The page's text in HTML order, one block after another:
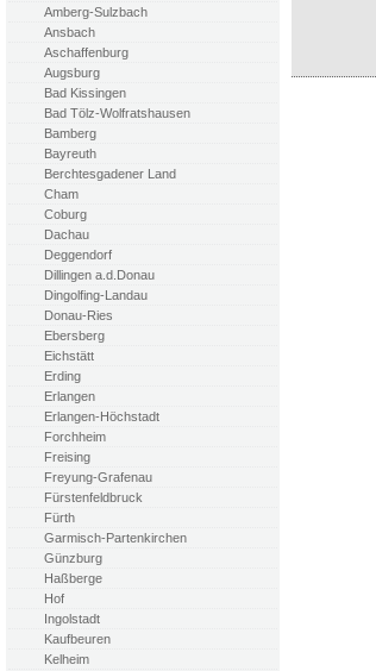
Amberg-Sulzbach
Ansbach
Aschaffenburg
Augsburg
Bad Kissingen
Bad Tölz-Wolfratshausen
Bamberg
Bayreuth
Berchtesgadener Land
Cham
Coburg
Dachau
Deggendorf
Dillingen a.d.Donau
Dingolfing-Landau
Donau-Ries
Ebersberg
Eichstätt
Erding
Erlangen
Erlangen-Höchstadt
Forchheim
Freising
Freyung-Grafenau
Fürstenfeldbruck
Fürth
Garmisch-Partenkirchen
Günzburg
Haßberge
Hof
Ingolstadt
Kaufbeuren
Kelheim